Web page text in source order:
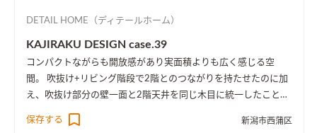
DETAIL HOME（ディテールホーム）
KAJIRAKU DESIGN case.39
コンパクトながらも開放感があり実面積よりも広く感じる空
間。 吹抜け+リビング階段で2階とのつながりを持たせたのに加
え、吹抜け部分の壁一面と2階天井を同じ木目に統一したことに
より、1階・2階の一体感を演出しました。 趣味のピアノ室は、
楽譜を整理する本棚を壁一面に設け、屋外への防音効果も担って
保存する 新潟市西蒲区